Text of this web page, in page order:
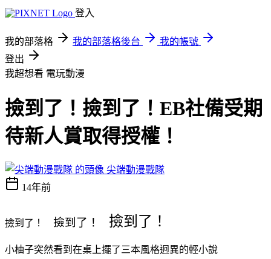
登入
我的部落格 我的部落格後台
我的帳號
登出
我超想看 電玩動漫
撿到了！撿到了！EB社備受期
待新人賞取得授權！
尖端動漫戰隊
14年前
撿到了！ 撿到了！ 撿到了！
小柚子突然看到在桌上擺了三本風格迥異的輕小說